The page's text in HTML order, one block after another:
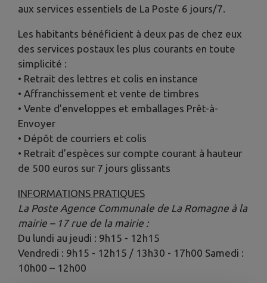
aux services essentiels de La Poste 6 jours/7.
Les habitants bénéficient à deux pas de chez eux
des services postaux les plus courants en toute
simplicité :
• Retrait des lettres et colis en instance
• Affranchissement et vente de timbres
• Vente d’enveloppes et emballages Prêt-à-
Envoyer
• Dépôt de courriers et colis
• Retrait d’espèces sur compte courant à hauteur
de 500 euros sur 7 jours glissants
INFORMATIONS PRATIQUES
La Poste Agence Communale de La Romagne à la
mairie – 17 rue de la mairie :
Du lundi au jeudi : 9h15 - 12h15
Vendredi : 9h15 - 12h15 / 13h30 - 17h00 Samedi :
10h00 – 12h00